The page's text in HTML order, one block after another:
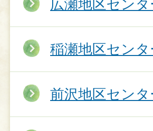
広瀬地区センタ
稲瀬地区センタ
前沢地区センタ